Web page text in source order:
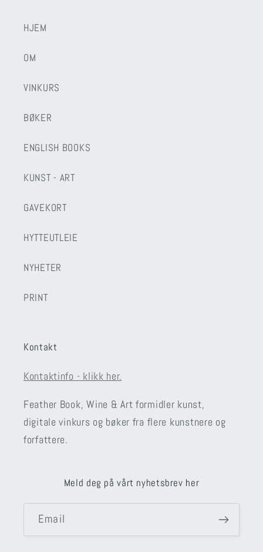
HJEM
OM
VINKURS
BØKER
ENGLISH BOOKS
KUNST - ART
GAVEKORT
HYTTEUTLEIE
NYHETER
PRINT
Kontakt
Kontaktinfo - klikk her.
Feather Book, Wine & Art formidler kunst,
digitale vinkurs og bøker fra flere kunstnere og
forfattere.
Meld deg på vårt nyhetsbrev her
Email